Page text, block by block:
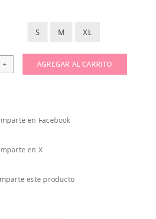
S M XL
AGREGAR AL CARRITO
en Facebook
en X
este producto